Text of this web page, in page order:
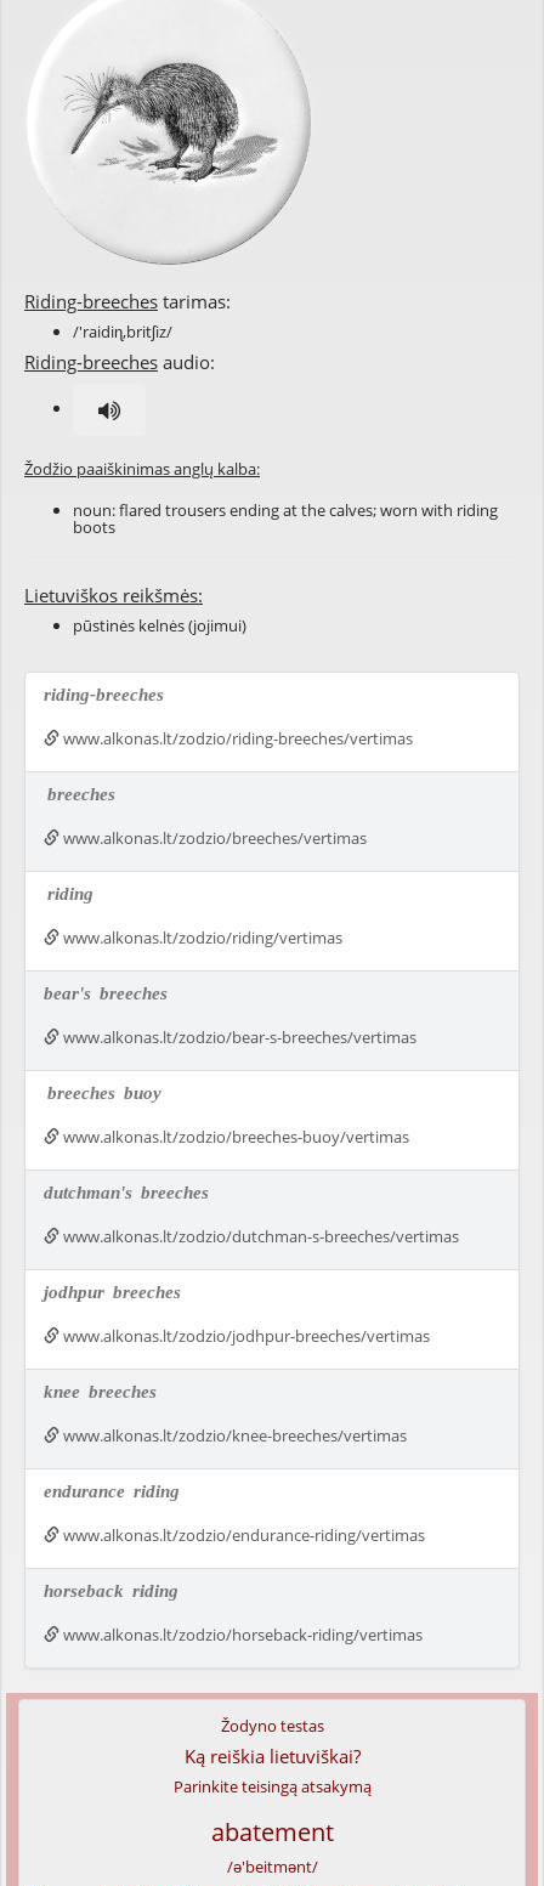
Riding-breeches tarimas:
/'raidiɳ,britʃiz/
Riding-breeches audio:
Žodžio paaiškinimas anglų kalba:
noun: flared trousers ending at the calves; worn with riding
boots
Lietuviškos reikšmės:
pūstinės kelnės (jojimui)
riding-breeches
www.alkonas.lt/zodzio/riding-breeches/vertimas
breeches
www.alkonas.lt/zodzio/breeches/vertimas
riding
www.alkonas.lt/zodzio/riding/vertimas
bear's breeches
www.alkonas.lt/zodzio/bear-s-breeches/vertimas
breeches buoy
www.alkonas.lt/zodzio/breeches-buoy/vertimas
dutchman's breeches
www.alkonas.lt/zodzio/dutchman-s-breeches/vertimas
jodhpur breeches
www.alkonas.lt/zodzio/jodhpur-breeches/vertimas
knee breeches
www.alkonas.lt/zodzio/knee-breeches/vertimas
endurance riding
www.alkonas.lt/zodzio/endurance-riding/vertimas
horseback riding
www.alkonas.lt/zodzio/horseback-riding/vertimas
Žodyno testas
Ką reiškia lietuviškai?
Parinkite teisingą atsakymą
abatement
/ə'beitmənt/